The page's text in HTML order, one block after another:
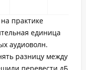
практике
единица
аудиоволн.
разницу между